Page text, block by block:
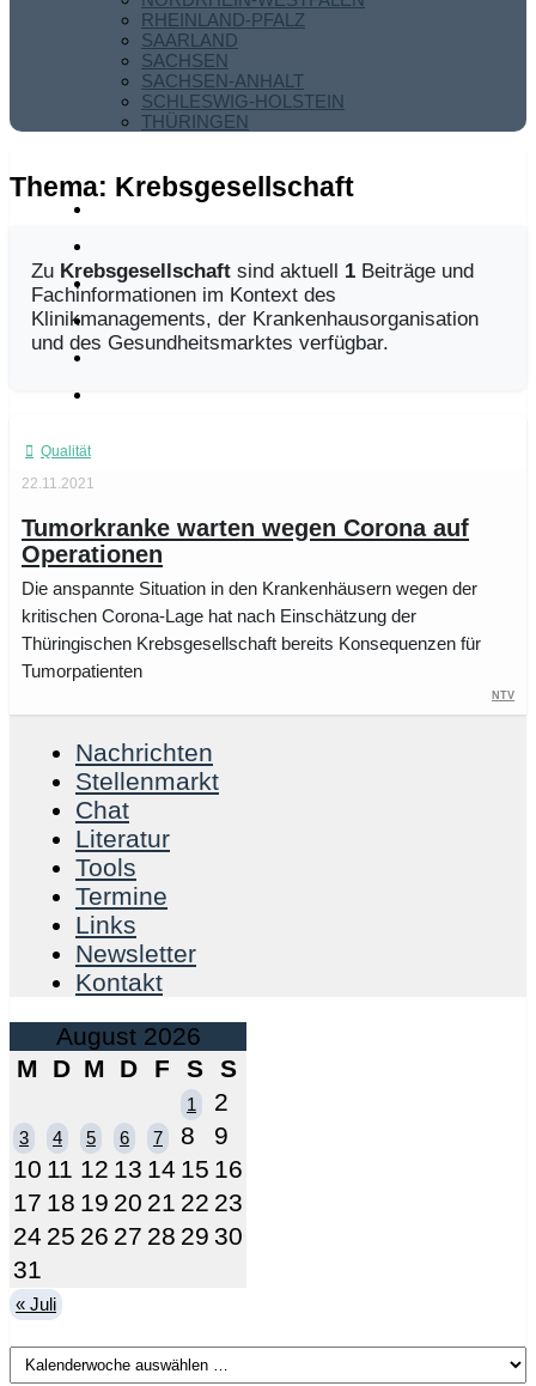
RHEINLAND-PFALZ
SAARLAND
SACHSEN
SACHSEN-ANHALT
SCHLESWIG-HOLSTEIN
THÜRINGEN
Thema: Krebsgesellschaft
Zu Krebsgesellschaft sind aktuell 1 Beiträge und
Fachinformationen im Kontext des
Klinikmanagements, der Krankenhausorganisation
und des Gesundheitsmarktes verfügbar.
Qualität
22.11.2021
Tumorkranke warten wegen Corona auf
Operationen
Die anspannte Situation in den Krankenhäusern wegen der
kritischen Corona-Lage hat nach Einschätzung der
Thüringischen Krebsgesellschaft bereits Konsequenzen für
Tumorpatienten
NTV
Nachrichten
Stellenmarkt
Chat
Literatur
Tools
Termine
Links
Newsletter
Kontakt
August 2026
M
D M D F S S
1 2
3 4 5 6 7 8
9
10 11 12 13 14 15 16
17 18 19 20 21 22 23
24 25 26 27 28 29 30
31
« Juli